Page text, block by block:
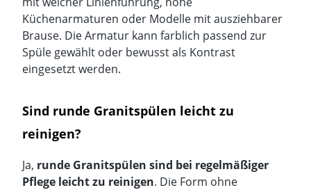
Küchenarmaturen oder Modelle mit ausziehbarer
Brause. Die Armatur kann farblich passend zur
Spüle gewählt oder bewusst als Kontrast
eingesetzt werden.
Sind runde Granitspülen leicht zu
reinigen?
Ja, runde Granitspülen sind bei regelmäßiger
Pflege leicht zu reinigen. Die Form ohne